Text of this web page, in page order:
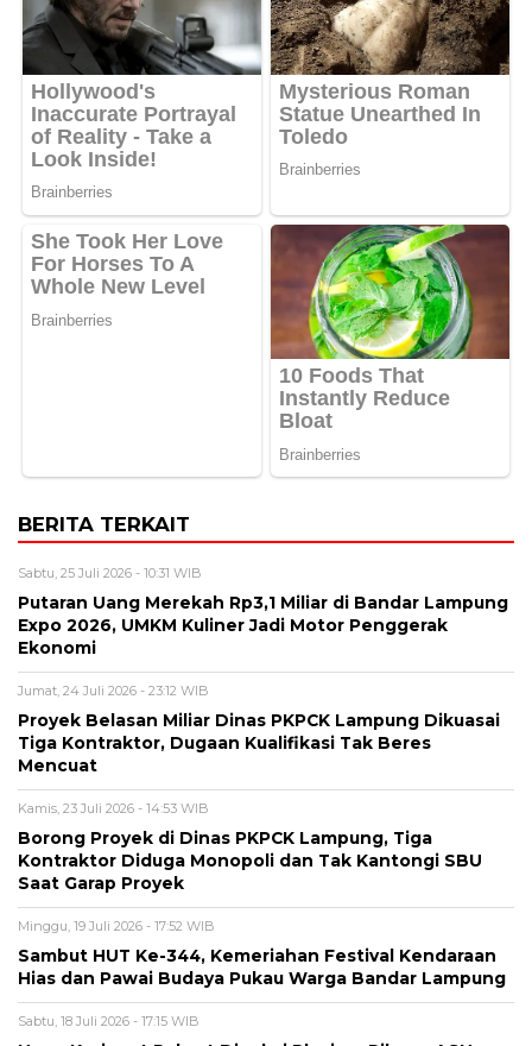
BERITA TERKAIT
Sabtu, 25 Juli 2026 - 10:31 WIB
Putaran Uang Merekah Rp3,1 Miliar di Bandar Lampung
Expo 2026, UMKM Kuliner Jadi Motor Penggerak
Ekonomi
Jumat, 24 Juli 2026 - 23:12 WIB
Proyek Belasan Miliar Dinas PKPCK Lampung Dikuasai
Tiga Kontraktor, Dugaan Kualifikasi Tak Beres
Mencuat
Kamis, 23 Juli 2026 - 14:53 WIB
Borong Proyek di Dinas PKPCK Lampung, Tiga
Kontraktor Diduga Monopoli dan Tak Kantongi SBU
Saat Garap Proyek
Minggu, 19 Juli 2026 - 17:52 WIB
Sambut HUT Ke-344, Kemeriahan Festival Kendaraan
Hias dan Pawai Budaya Pukau Warga Bandar Lampung
Sabtu, 18 Juli 2026 - 17:15 WIB